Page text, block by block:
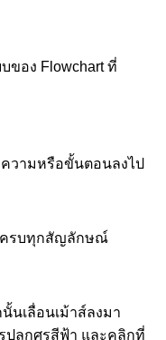
ของ Flowchart ที่
วามหรือขั้นตอนลงไป
รบทุกสัญลักษณ์
นเลื่อนเม้าส์ลงมา
ลูกศรสีฟ้า และคลิกที่